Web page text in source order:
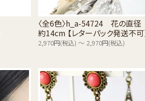
〈全6色〉h_a-54724 花の直径
約14cm 【レターパック発送不可
2,970円(税込) ～ 2,970円(税込)